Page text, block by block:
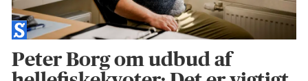
Peter Borg om udbud af